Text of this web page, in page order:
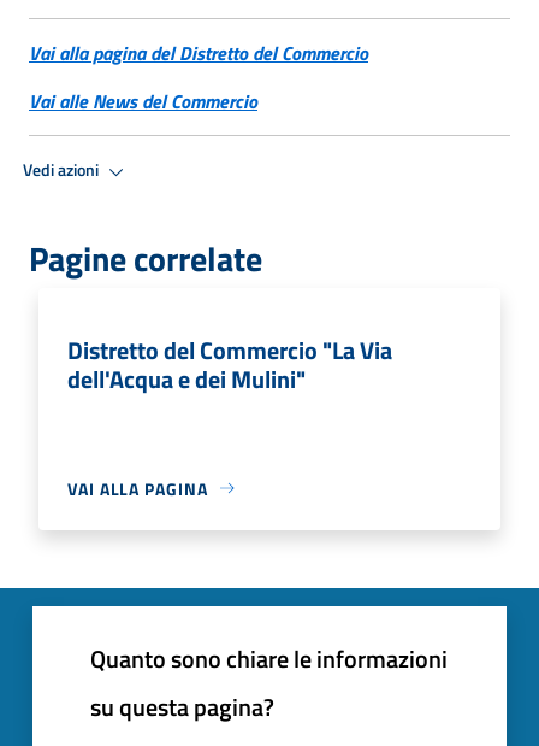
Vai alla pagina del Distretto del Commercio
Vai alle News del Commercio
Vedi azioni
Pagine correlate
Distretto del Commercio "La Via
dell'Acqua e dei Mulini"
VAI ALLA PAGINA
Quanto sono chiare le informazioni
su questa pagina?